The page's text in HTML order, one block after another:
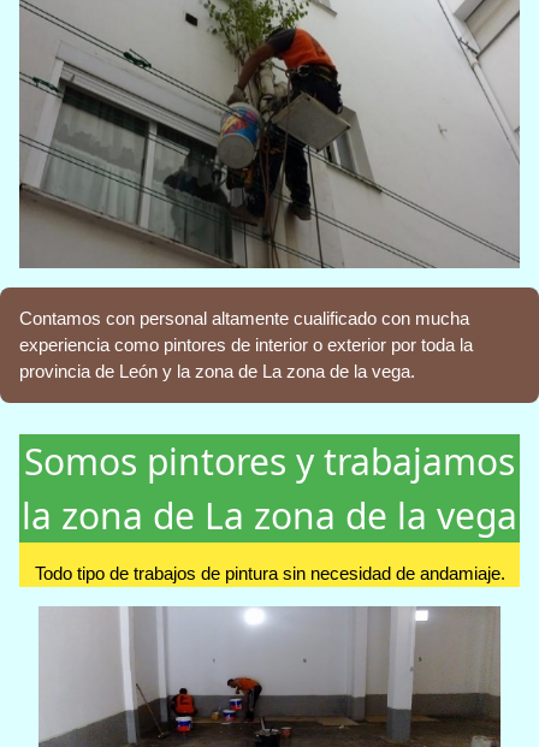
Contamos con personal altamente cualificado con mucha
experiencia como pintores de interior o exterior por toda la
provincia de León y la zona de La zona de la vega.
Somos pintores y trabajamos
la zona de La zona de la vega
Todo tipo de trabajos de pintura sin necesidad de andamiaje.